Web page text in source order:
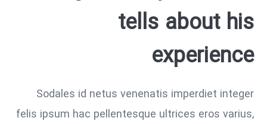
tells about his
experience
Sodales id netus venenatis imperdiet integer
felis ipsum hac pellentesque ultrices eros varius,